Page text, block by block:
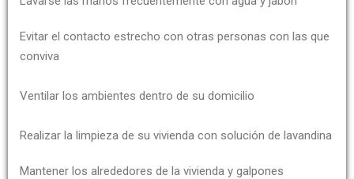
Evitar el contacto estrecho con otras personas con las que
conviva
Ventilar los ambientes dentro de su domicilio
Realizar la limpieza de su vivienda con solución de lavandina
Mantener los alrededores de la vivienda y galpones